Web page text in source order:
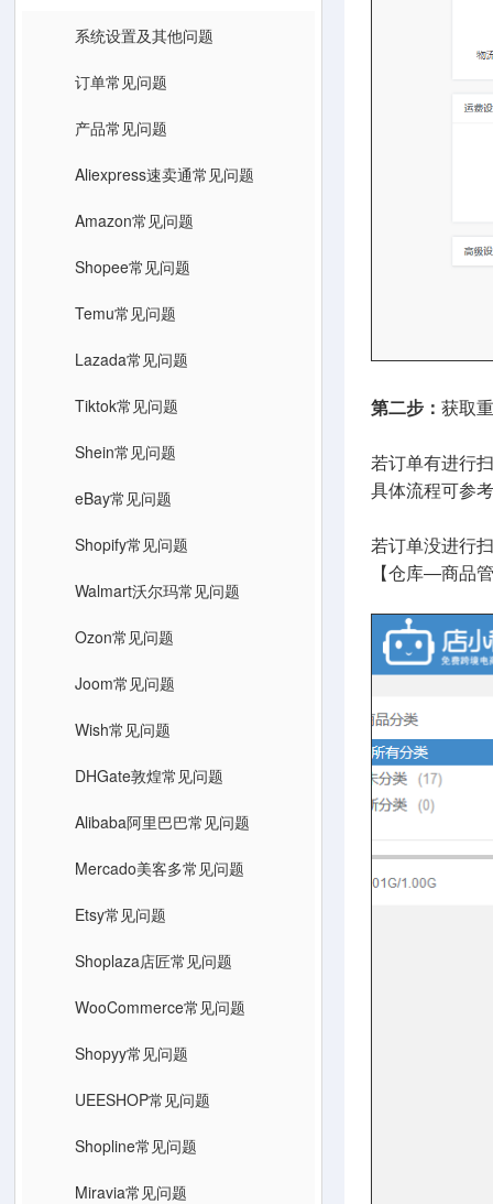
系统设置及其他问题
订单常见问题
产品常见问题
Aliexpress速卖通常见问题
Amazon常见问题
Shopee常见问题
Temu常见问题
Lazada常见问题
Tiktok常见问题
Shein常见问题
eBay常见问题
Shopify常见问题
Walmart沃尔玛常见问题
Ozon常见问题
Joom常见问题
Wish常见问题
DHGate敦煌常见问题
Alibaba阿里巴巴常见问题
Mercado美客多常见问题
Etsy常见问题
Shoplaza店匠常见问题
WooCommerce常见问题
Shopyy常见问题
UEESHOP常见问题
Shopline常见问题
Miravia常见问题
第二步： 获取
若订单有进行
具体流程可参
若订单没进行
【仓库—商品